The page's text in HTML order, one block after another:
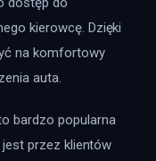
kierowcę. Dzięki
na komfortowy
auta.
bardzo popularna
przez klientów